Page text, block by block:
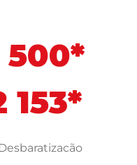
500*
153*